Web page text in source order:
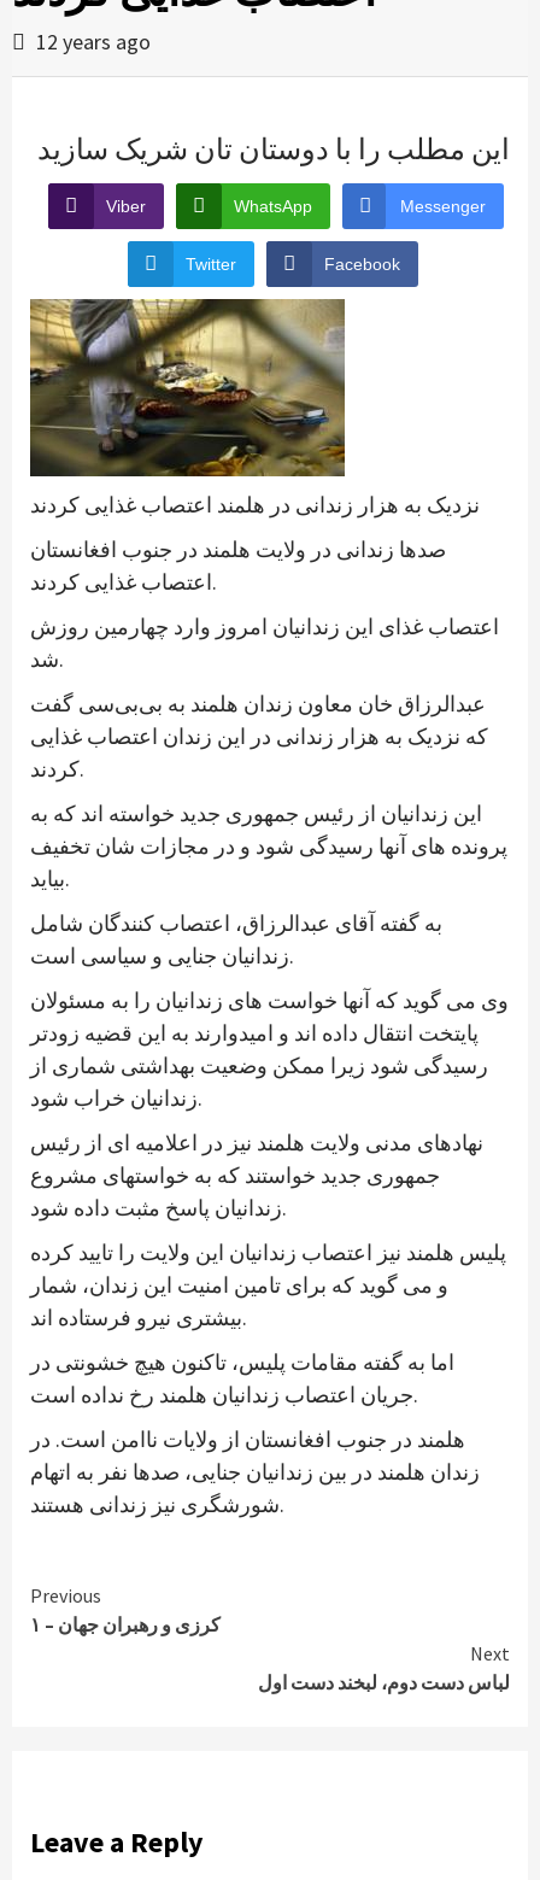
12 years ago
این مطلب را با دوستان تان شریک سازید
Viber WhatsApp Messenger
Twitter Facebook
نزدیک به هزار زندانی در هلمند اعتصاب غذایی کردند
صدها زندانی در ولایت هلمند در جنوب افغانستان
اعتصاب غذایی کردند.
اعتصاب غذای این زندانیان امروز وارد چهارمین روزش
شد.
عبدالرزاق خان معاون زندان هلمند به بی‌بی‌سی گفت
که نزدیک به هزار زندانی در این زندان اعتصاب غذایی
کردند.
این زندانیان از رئیس جمهوری جدید خواسته اند که به
پرونده های آنها رسیدگی شود و در مجازات شان تخفیف
بیاید.
به گفته آقای عبدالرزاق، اعتصاب کنندگان شامل
زندانیان جنایی و سیاسی است.
وی می گوید که آنها خواست های زندانیان را به مسئولان
پایتخت انتقال داده اند و امیدوارند به این قضیه زودتر
رسیدگی شود زیرا ممکن وضعیت بهداشتی شماری از
زندانیان خراب شود.
نهادهای مدنی ولایت هلمند نیز در اعلامیه ای از رئیس
جمهوری جدید خواستند که به خواستهای مشروع
زندانیان پاسخ مثبت داده شود.
پلیس هلمند نیز اعتصاب زندانیان این ولایت را تایید کرده
و می گوید که برای تامین امنیت این زندان، شمار
بیشتری نیرو فرستاده اند.
اما به گفته مقامات پلیس، تاکنون هیچ خشونتی در
جریان اعتصاب زندانیان هلمند رخ نداده است.
هلمند در جنوب افغانستان از ولایات ناامن است. در
زندان هلمند در بین زندانیان جنایی، صدها نفر به اتهام
شورشگری نیز زندانی هستند.
Continue
Reading
Previous
کرزی و رهبران جهان – ۱
Next
لباس دست دوم، لبخند دست اول
Leave a Reply